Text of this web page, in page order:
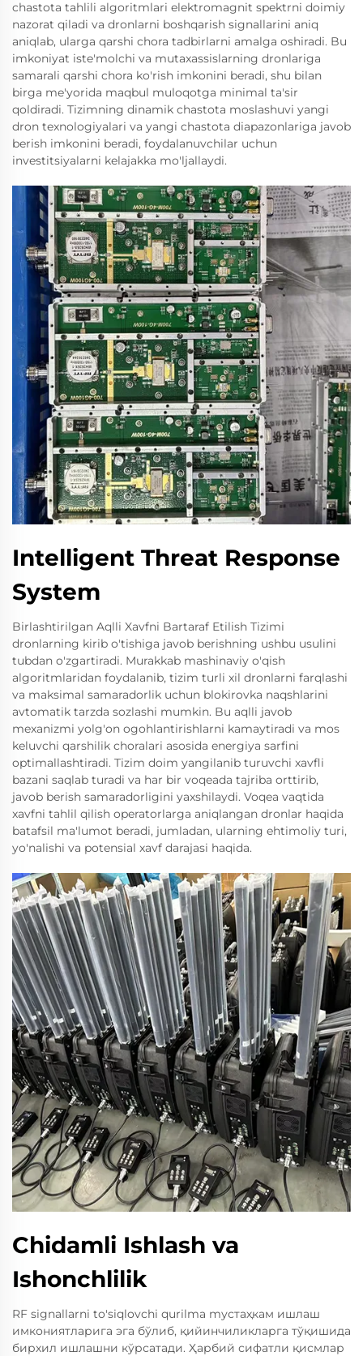
chastota tahlili algoritmlari elektromagnit spektrni doimiy
nazorat qiladi va dronlarni boshqarish signallarini aniq
aniqlab, ularga qarshi chora tadbirlarni amalga oshiradi. Bu
imkoniyat iste'molchi va mutaxassislarning dronlariga
samarali qarshi chora ko'rish imkonini beradi, shu bilan
birga me'yorida maqbul muloqotga minimal ta'sir
qoldiradi. Tizimning dinamik chastota moslashuvi yangi
dron texnologiyalari va yangi chastota diapazonlariga javob
berish imkonini beradi, foydalanuvchilar uchun
investitsiyalarni kelajakka mo'ljallaydi.
Intelligent Threat Response
System
Birlashtirilgan Aqlli Xavfni Bartaraf Etilish Tizimi
dronlarning kirib o'tishiga javob berishning ushbu usulini
tubdan o'zgartiradi. Murakkab mashinaviy o'qish
algoritmlaridan foydalanib, tizim turli xil dronlarni farqlashi
va maksimal samaradorlik uchun blokirovka naqshlarini
avtomatik tarzda sozlashi mumkin. Bu aqlli javob
mexanizmi yolg'on ogohlantirishlarni kamaytiradi va mos
keluvchi qarshilik choralari asosida energiya sarfini
optimallashtiradi. Tizim doim yangilanib turuvchi xavfli
bazani saqlab turadi va har bir voqeada tajriba orttirib,
javob berish samaradorligini yaxshilaydi. Voqea vaqtida
xavfni tahlil qilish operatorlarga aniqlangan dronlar haqida
batafsil ma'lumot beradi, jumladan, ularning ehtimoliy turi,
yo'nalishi va potensial xavf darajasi haqida.
Chidamli Ishlash va
Ishonchlilik
RF signallarni to'siqlovchi qurilma mустаҳкам ишлаш
имкониятларига эга бўлиб, қийинчиликларга тўқишида
бирхил ишлашни кўрсатади. Ҳарбий сифатли қисмлар